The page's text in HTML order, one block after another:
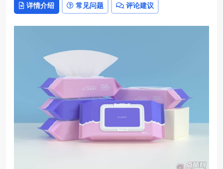
详情介绍 常见问题 评论建议